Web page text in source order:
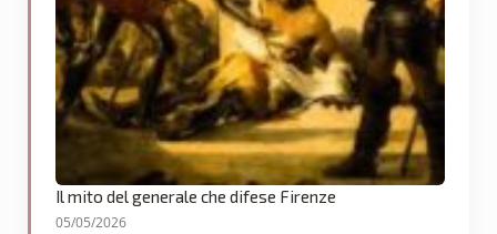
Il mito del generale che difese Firenze
05/05/2026